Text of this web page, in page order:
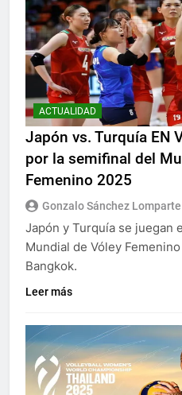
ACTUALIDAD
Japón vs. Turquía EN
por la semifinal del
Femenino 2025
Gonzalo Sánchez Lomparte
Japón y Turquía se juegan
Mundial de Vóley
Bangkok.
Leer más